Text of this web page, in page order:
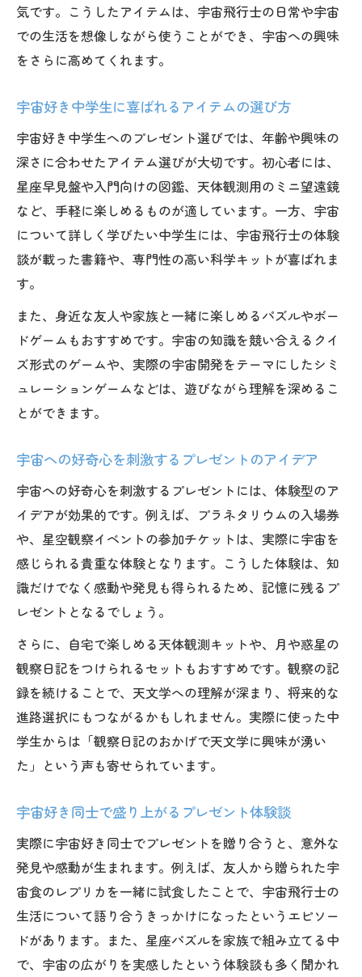
気です。こうしたアイテムは、宇宙飛行士の日常や宇宙
での生活を想像しながら使うことができ、宇宙への興味
をさらに高めてくれます。
宇宙好き中学生に喜ばれるアイテムの選び方
宇宙好き中学生へのプレゼント選びでは、年齢や興味の
深さに合わせたアイテム選びが大切です。初心者には、
星座早見盤や入門向けの図鑑、天体観測用のミニ望遠鏡
など、手軽に楽しめるものが適しています。一方、宇宙
について詳しく学びたい中学生には、宇宙飛行士の体験
談が載った書籍や、専門性の高い科学キットが喜ばれま
す。
また、身近な友人や家族と一緒に楽しめるパズルやボー
ドゲームもおすすめです。宇宙の知識を競い合えるクイ
ズ形式のゲームや、実際の宇宙開発をテーマにしたシミ
ュレーションゲームなどは、遊びながら理解を深めるこ
とができます。
宇宙への好奇心を刺激するプレゼントのアイデア
宇宙への好奇心を刺激するプレゼントには、体験型のア
イデアが効果的です。例えば、プラネタリウムの入場券
や、星空観察イベントの参加チケットは、実際に宇宙を
感じられる貴重な体験となります。こうした体験は、知
識だけでなく感動や発見も得られるため、記憶に残るプ
レゼントとなるでしょう。
さらに、自宅で楽しめる天体観測キットや、月や惑星の
観察日記をつけられるセットもおすすめです。観察の記
録を続けることで、天文学への理解が深まり、将来的な
進路選択にもつながるかもしれません。実際に使った中
学生からは「観察日記のおかげで天文学に興味が湧い
た」という声も寄せられています。
宇宙好き同士で盛り上がるプレゼント体験談
実際に宇宙好き同士でプレゼントを贈り合うと、意外な
発見や感動が生まれます。例えば、友人から贈られた宇
宙食のレプリカを一緒に試食したことで、宇宙飛行士の
生活について語り合うきっかけになったというエピソー
ドがあります。また、星座パズルを家族で組み立てる中
で、宇宙の広がりを実感したという体験談も多く聞かれ